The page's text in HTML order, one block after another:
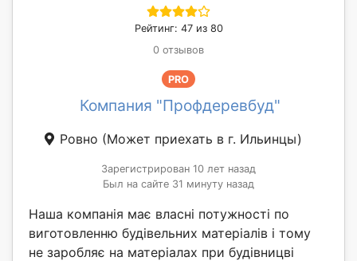
Рейтинг: 47 из 80
0 отзывов
PRO
Компания "Профдеревбуд"
Ровно (Может приехать в г. Ильинцы)
Зарегистрирован 10 лет назад
Был на сайте 31 минуту назад
Наша компанія має власні потужності по
виготовленню будівельних матеріалів і тому
не заробляє на матеріалах при будівницві